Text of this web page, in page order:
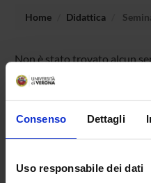
Consenso Dettagli
Uso responsabile dei dati
Home Didattica
Non è stato trovato alcun
all'insegnamento Elementi
generale.